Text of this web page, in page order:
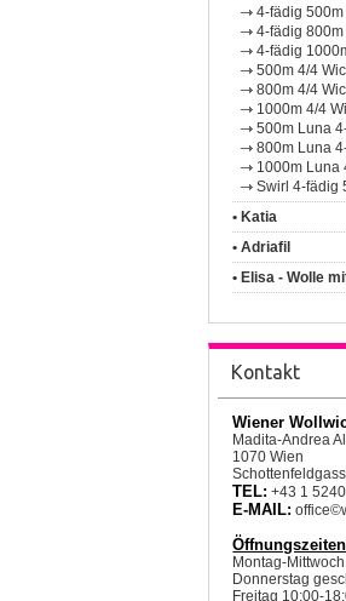
4-fädig 500m
4-fädig 800m
4-fädig
500m 4/4
800m 4/4
1000m 4/4
500m Luna
800m Luna
1000m Luna
Swirl 4-fädig
• Katia
• Adriafil
• Elisa - Wolle
Kontakt
Wiener
Madita-Andrea
1070 Wien
TEL: +43 1
E-MAIL:
Öffnungszeiten
Montag-
Donnerstag
Freitag 10:00-